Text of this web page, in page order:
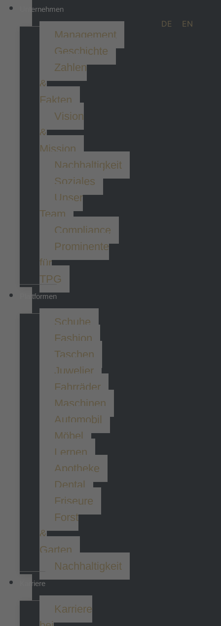
Unternehmen
Management
Geschichte
Zahlen
&
Fakten
Vision
&
Mission
Nachhaltigkeit
Soziales
Unser
Team
Compliance
Prominente
für
TPG
Plattformen
Schuhe
Fashion
Taschen
Juwelier
Fahrräder
Maschinen
Automobil
Möbel
Lernen
Apotheke
Dental
Friseure
Forst
&
Garten
Nachhaltigkeit
Karriere
Karriere
DE EN